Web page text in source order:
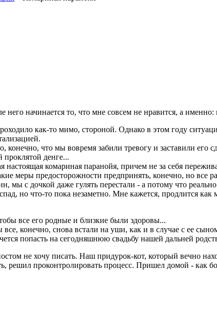
начинается то, что мне совсем не нравится, а
как-то мимо, стороной. Однако в этом году
что мы вовремя забили тревогу и заставили его
проклятой денге...
настоящая комариная паранойя, причем не за себя
меры предосторожности предпринять, конечно, но
мы с дочкой даже гулять перестали - а потому что
но что-то пока незаметно. Мне кажется, продлится
все его родные и близкие были здоровы...
конечно, снова встали на уши, как и в случае с ее
попасть на сегодняшнюю свадьбу нашей дальней
не хочу писать. Наш придурок-кот, который вечно
решил проконтролировать процесс. Пришел домой - как